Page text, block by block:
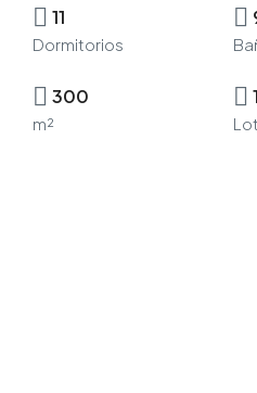
11
Dormitorios
300
m²